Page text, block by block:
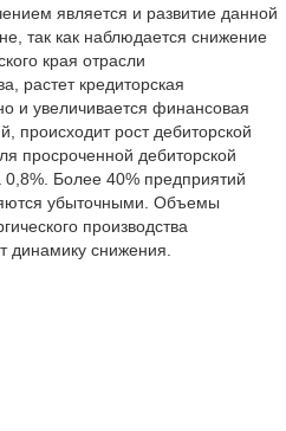
является и развитие данной
так как наблюдается снижение
края отрасли
растет кредиторская
и увеличивается финансовая
происходит рост дебиторской
просроченной дебиторской
0,8%. Более 40% предприятий
убыточными. Объемы
производства
динамику снижения.